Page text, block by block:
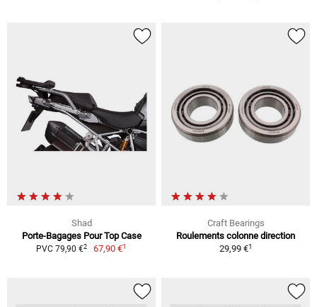
Shad
Porte-Bagages Pour Top Case
PVC 79,90 €2 67,90 €1
Craft Bearings
Roulements colonne direction
29,99 €1